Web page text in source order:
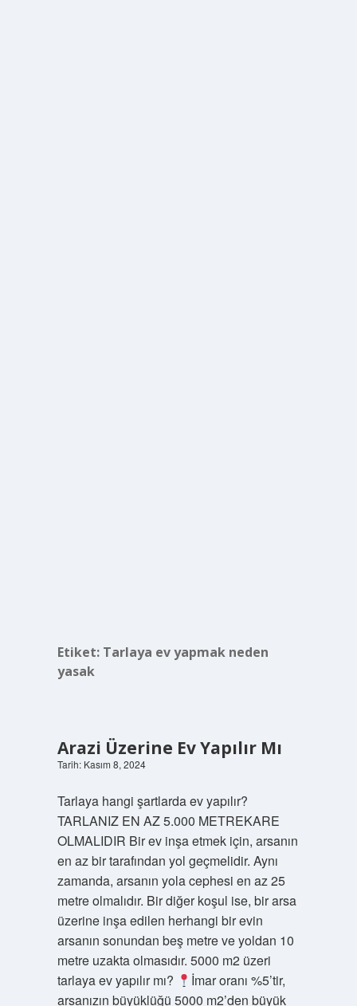
Etiket: Tarlaya ev yapmak neden
yasak
Arazi Üzerine Ev Yapılır Mı
Tarih: Kasım 8, 2024
Tarlaya hangi şartlarda ev yapılır?
TARLANIZ EN AZ 5.000 METREKARE
OLMALIDIR Bir ev inşa etmek için, arsanın
en az bir tarafından yol geçmelidir. Aynı
zamanda, arsanın yola cephesi en az 25
metre olmalıdır. Bir diğer koşul ise, bir arsa
üzerine inşa edilen herhangi bir evin
arsanın sonundan beş metre ve yoldan 10
metre uzakta olmasıdır. 5000 m2 üzeri
tarlaya ev yapılır mı?
İmar oranı %5’tir,
arsanızın büyüklüğü 5000 m2’den büyük